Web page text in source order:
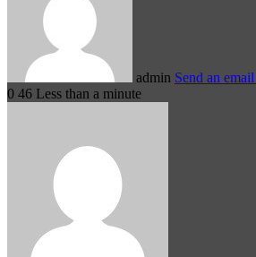
admin Send an email
0 46 Less than a minute